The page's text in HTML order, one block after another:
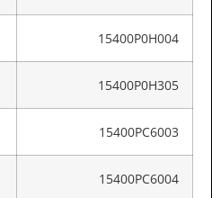
15400P0H004
15400P0H305
15400PC6003
15400PC6004